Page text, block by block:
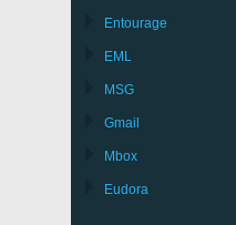
Entourage
EML
MSG
Gmail
Mbox
Eudora